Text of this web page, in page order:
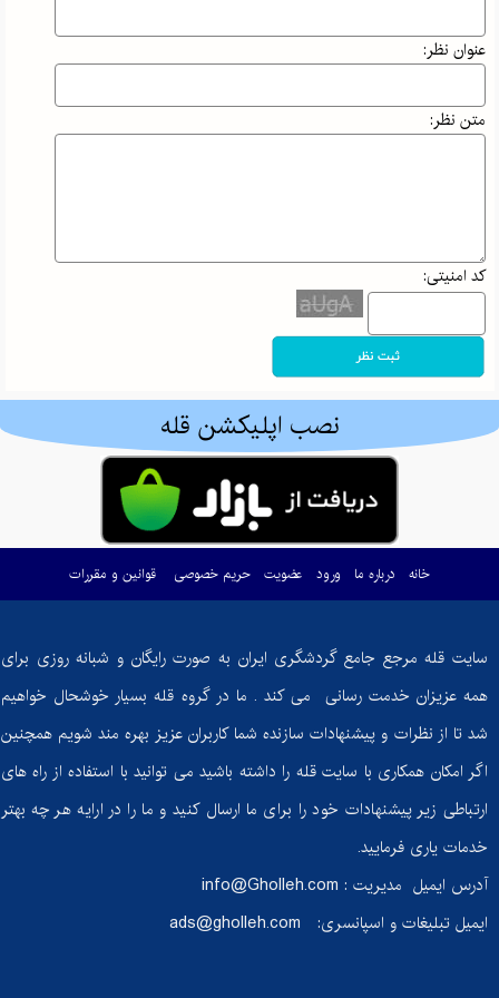
بی‌احتیاطی
می‌تواند جان
خطر بیندازد!
قله‌های جهان را
فتح کرد |
ایمان
کامل، مسیر
صعود، طبیعت و
ماست
گوسفندی؛ گنجی
پنهان از خواص
آیا
ثابت به اندازه
دوچرخه‌سواری
واقعی کالری
می‌سوزاند؟
گنبد نمکی
زمین‌شناسی
عنوان نظر:
متن نظر:
کد امنیتی:
نصب اپلیکشن قله
خانه درباره ما ورود عضویت حریم خصوصی قوانین و مقررات
سایت قله مرجع جامع گردشگری ایران به صورت رایگان و شبانه روزی برای
همه عزیزان خدمت رسانی می کند . ما در گروه قله بسیار خوشحال خواهیم
شد تا از نظرات و پیشنهادات سازنده شما کاربران عزیز بهره مند شویم همچنین
اگر امکان همکاری با سایت قله را داشته باشید می توانید با استفاده از راه های
ارتباطی زیر پیشنهادات خود را برای ما ارسال کنید و ما را در ارایه هر چه بهتر
خدمات یاری فرمایید.
آدرس ایمیل مدیریت : info@Gholleh.com
ایمیل تبلیغات و اسپانسری: ads@gholleh.com